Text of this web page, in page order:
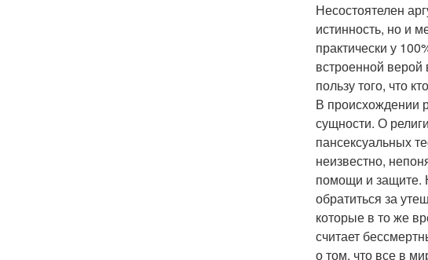
Несостоятелен
истинность, но и
практически у
встроенной
пользу того, что
В происхождении
сущности. О
пансексуальных
неизвестно,
помощи и защите.
обратиться за
которые в то же
считает
о том, что все в